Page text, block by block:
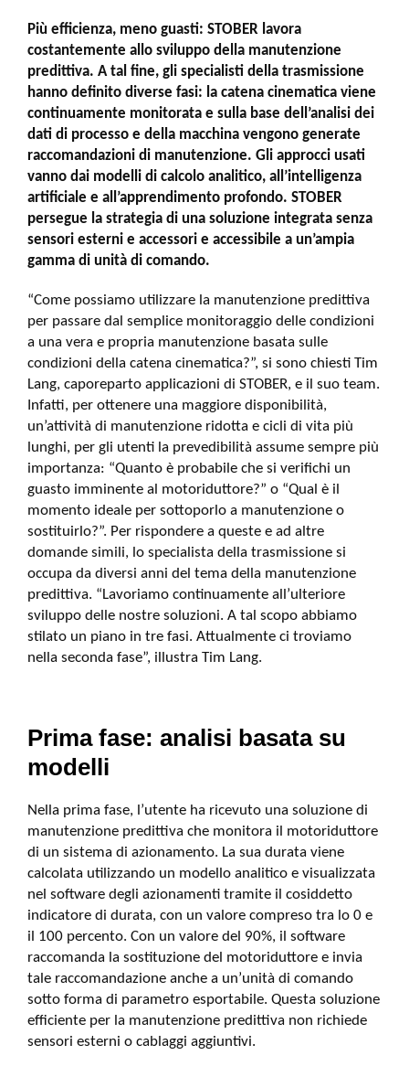
Più efficienza, meno guasti: STOBER lavora
costantemente allo sviluppo della manutenzione
predittiva. A tal fine, gli specialisti della trasmissione
hanno definito diverse fasi: la catena cinematica viene
continuamente monitorata e sulla base dell’analisi dei
dati di processo e della macchina vengono generate
raccomandazioni di manutenzione. Gli approcci usati
vanno dai modelli di calcolo analitico, all’intelligenza
artificiale e all’apprendimento profondo. STOBER
persegue la strategia di una soluzione integrata senza
sensori esterni e accessori e accessibile a un’ampia
gamma di unità di comando.
“Come possiamo utilizzare la manutenzione predittiva
per passare dal semplice monitoraggio delle condizioni
a una vera e propria manutenzione basata sulle
condizioni della catena cinematica?”, si sono chiesti Tim
Lang, caporeparto applicazioni di STOBER, e il suo team.
Infatti, per ottenere una maggiore disponibilità,
un’attività di manutenzione ridotta e cicli di vita più
lunghi, per gli utenti la prevedibilità assume sempre più
importanza: “Quanto è probabile che si verifichi un
guasto imminente al motoriduttore?” o “Qual è il
momento ideale per sottoporlo a manutenzione o
sostituirlo?”. Per rispondere a queste e ad altre
domande simili, lo specialista della trasmissione si
occupa da diversi anni del tema della manutenzione
predittiva. “Lavoriamo continuamente all’ulteriore
sviluppo delle nostre soluzioni. A tal scopo abbiamo
stilato un piano in tre fasi. Attualmente ci troviamo
nella seconda fase”, illustra Tim Lang.
Prima fase: analisi basata su
modelli
Nella prima fase, l’utente ha ricevuto una soluzione di
manutenzione predittiva che monitora il motoriduttore
di un sistema di azionamento. La sua durata viene
calcolata utilizzando un modello analitico e visualizzata
nel software degli azionamenti tramite il cosiddetto
indicatore di durata, con un valore compreso tra lo 0 e
il 100 percento. Con un valore del 90%, il software
raccomanda la sostituzione del motoriduttore e invia
tale raccomandazione anche a un’unità di comando
sotto forma di parametro esportabile. Questa soluzione
efficiente per la manutenzione predittiva non richiede
sensori esterni o cablaggi aggiuntivi.